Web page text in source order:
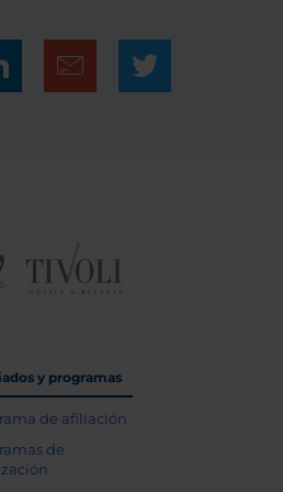
y programas
de afiliación
de